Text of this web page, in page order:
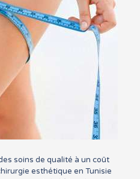
soins de qualité à un coût
esthétique en Tunisie